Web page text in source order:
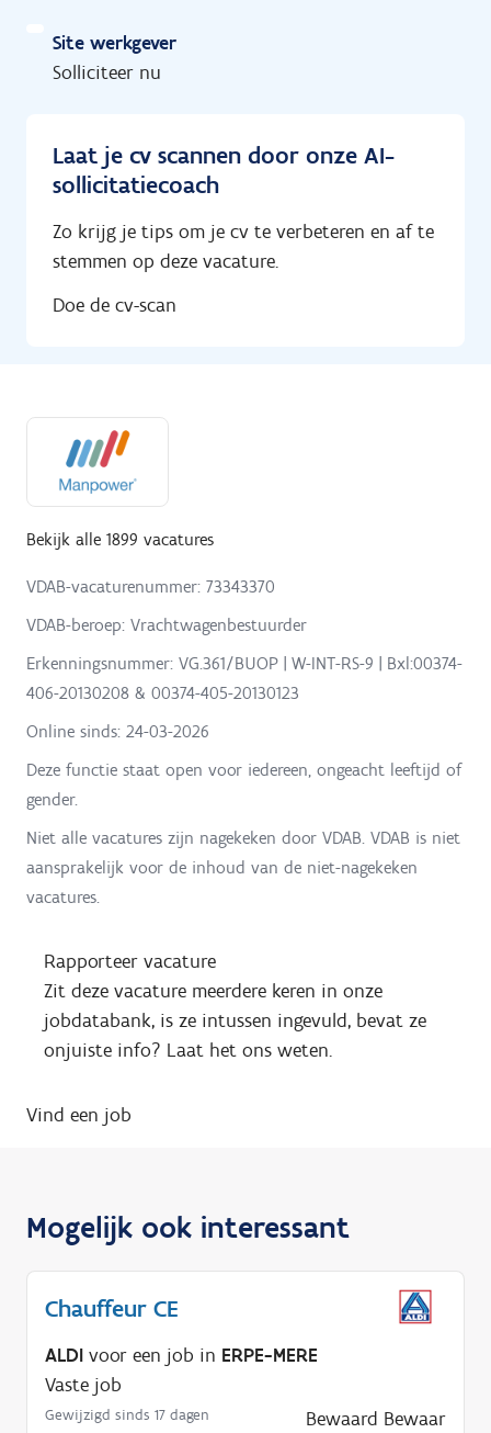
Site werkgever
Solliciteer nu
Laat je cv scannen door onze AI-
sollicitatiecoach
Zo krijg je tips om je cv te verbeteren en af te
stemmen op deze vacature.
Doe de cv-scan
Bekijk alle 1899 vacatures
VDAB-vacaturenummer: 73343370
VDAB-beroep: Vrachtwagenbestuurder
Erkenningsnummer: VG.361/BUOP | W-INT-RS-9 | Bxl:00374-
406-20130208 & 00374-405-20130123
Online sinds: 24-03-2026
Deze functie staat open voor iedereen, ongeacht leeftijd of
gender.
Niet alle vacatures zijn nagekeken door VDAB. VDAB is niet
aansprakelijk voor de inhoud van de niet-nagekeken
vacatures.
Rapporteer vacature
Zit deze vacature meerdere keren in onze
jobdatabank, is ze intussen ingevuld, bevat ze
onjuiste info? Laat het ons weten.
Vind een job
Mogelijk ook interessant
Chauffeur CE
ALDI voor een job in ERPE-MERE
Vaste job
Gewijzigd sinds 17 dagen Bewaard Bewaar